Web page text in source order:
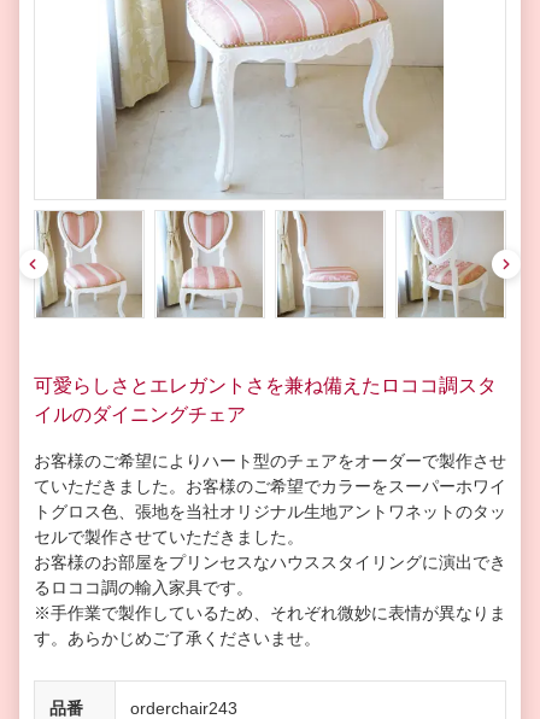
pre
v
nex
t
可愛らしさとエレガントさを兼ね備えたロココ調スタ
イルのダイニングチェア
お客様のご希望によりハート型のチェアをオーダーで製作させ
ていただきました。お客様のご希望でカラーをスーパーホワイ
トグロス色、張地を当社オリジナル生地アントワネットのタッ
セルで製作させていただきました。
お客様のお部屋をプリンセスなハウススタイリングに演出でき
るロココ調の輸入家具です。
※手作業で製作しているため、それぞれ微妙に表情が異なりま
す。あらかじめご了承くださいませ。
品番 orderchair243